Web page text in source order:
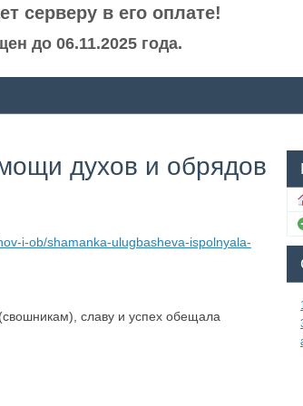
серверу в его оплате!
до 06.11.2025 года.
духов и обрядов
i-ob/shamanka-ulugbasheva-ispolnyala-
славу и успех обещала